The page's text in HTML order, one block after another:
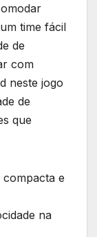
time fácil
de
com
neste jogo
de
que
compacta e
na